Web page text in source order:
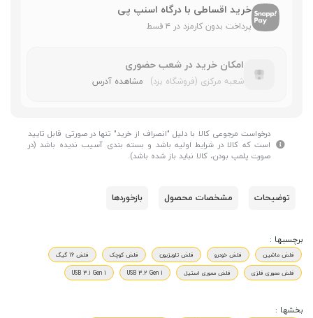
خرید اقساطی با درگاه اسنپ پی
پرداخت بدون کارمزد در ۴ قسط
امکان خرید در شعب حضوری
شعبه مرکزی (فروشگاه یزد) مشاهده آدرس
درخواست مرجوعی کالا با دلیل "انصراف از خرید" تنها در صورتی قابل تایید
است که کالا در شرایط اولیه باشد و بسته بندی آسیب ندیده باشد (در
صورت پلمپ بودن، کالا نباید باز شده باشد).
توضیحات مشخصات محصول بازخوردها
برچسبها :
فلش ماشین فلش خودرو فلش تلویزیون فلش کوچک
فلش 16 گیگ
فلش مموری فلزی
فلش مموری استیل USB 3.2 Gen 1
USB 3.1 Gen 1
بخشها :